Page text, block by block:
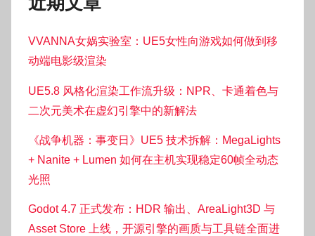
VVANNA女娲实验室：UE5女性向游戏如何做到移
动端电影级渲染
UE5.8 风格化渲染工作流升级：NPR、卡通着色与
二次元美术在虚幻引擎中的新解法
《战争机器：事变日》UE5 技术拆解：MegaLights
+ Nanite + Lumen 如何在主机实现稳定60帧全动态
光照
Godot 4.7 正式发布：HDR 输出、AreaLight3D 与
Asset Store 上线，开源引擎的画质与工具链全面进